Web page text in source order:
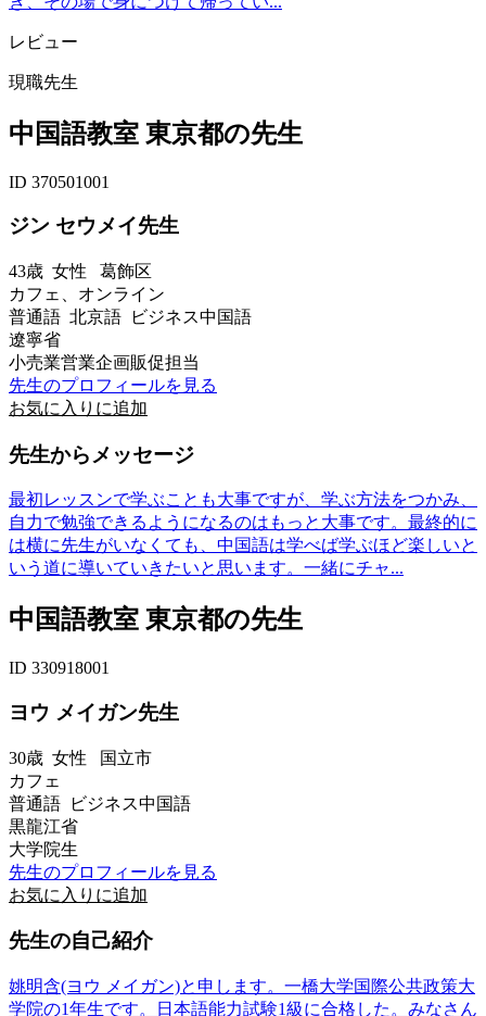
レビュー
現職先生
中国語教室 東京都の先生
ID 370501001
ジン セウメイ先生
43歳 女性 葛飾区
カフェ、オンライン
普通語 北京語 ビジネス中国語
遼寧省
小売業営業企画販促担当
先生のプロフィールを見る
お気に入りに追加
先生からメッセージ
最初レッスンで学ぶことも大事ですが、学ぶ方法をつかみ、
自力で勉強できるようになるのはもっと大事です。最終的に
は横に先生がいなくても、中国語は学べば学ぶほど楽しいと
いう道に導いていきたいと思います。一緒にチャ...
中国語教室 東京都の先生
ID 330918001
ヨウ メイガン先生
30歳 女性 国立市
カフェ
普通語 ビジネス中国語
黒龍江省
大学院生
先生のプロフィールを見る
お気に入りに追加
先生の自己紹介
姚明含(ヨウ メイガン)と申します。一橋大学国際公共政策大
学院の1年生です。日本語能力試験1級に合格した。みなさん